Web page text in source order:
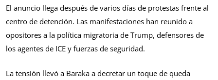
El anuncio llega después de varios días de protestas frente al
centro de detención. Las manifestaciones han reunido a
opositores a la política migratoria de Trump, defensores de
los agentes de ICE y fuerzas de seguridad.
La tensión llevó a Baraka a decretar un toque de queda